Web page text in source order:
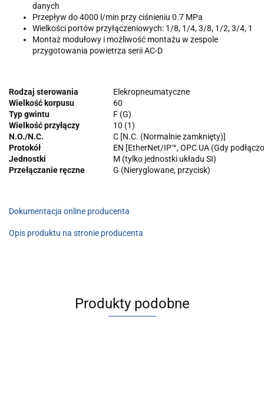
danych
Przepływ do 4000 l/min przy ciśnieniu 0.7 MPa
Wielkości portów przyłączeniowych: 1/8, 1/4, 3/8, 1/2, 3/4, 1
Montaż modułowy i możliwość montażu w zespole
przygotowania powietrza serii AC-D
Rodzaj sterowania
Elekropneumatyczne
Wielkość korpusu
60
Typ gwintu
F (G)
Wielkość przyłączy
10 (1)
N.O./N.C.
C [N.C. (Normalnie zamknięty)]
Protokół
EN [EtherNet/IP™, OPC UA (Gdy
Jednostki
M (tylko jednostki układu SI)
Przełączanie ręczne
G (Nieryglowane, przycisk)
Dokumentacja online producenta
Opis produktu na stronie producenta
Produkty podobne